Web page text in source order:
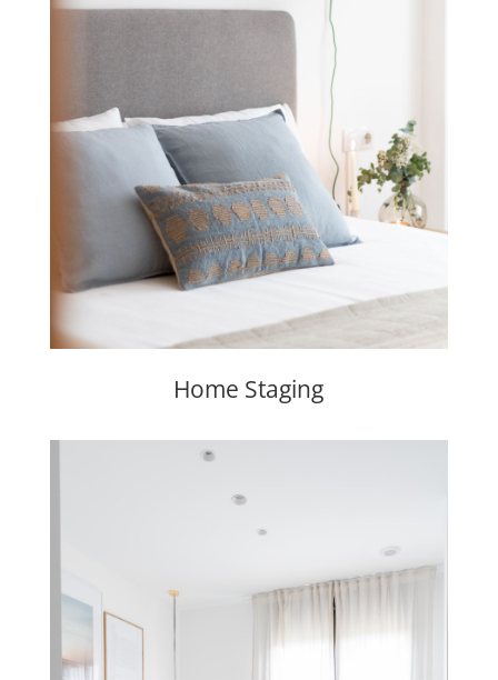
Home Staging